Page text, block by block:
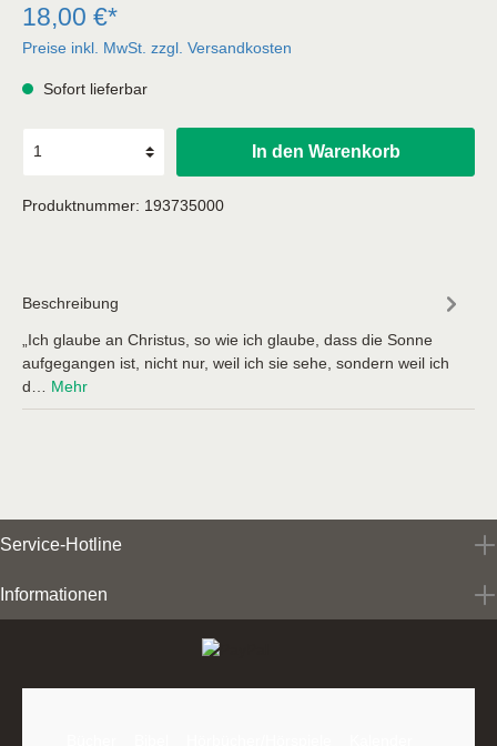
18,00 €*
Preise inkl. MwSt. zzgl. Versandkosten
Sofort lieferbar
In den Warenkorb
Produktnummer: 193735000
Beschreibung
„Ich glaube an Christus, so wie ich glaube, dass die Sonne
aufgegangen ist, nicht nur, weil ich sie sehe, sondern weil ich
d… Mehr
Service-Hotline
Informationen